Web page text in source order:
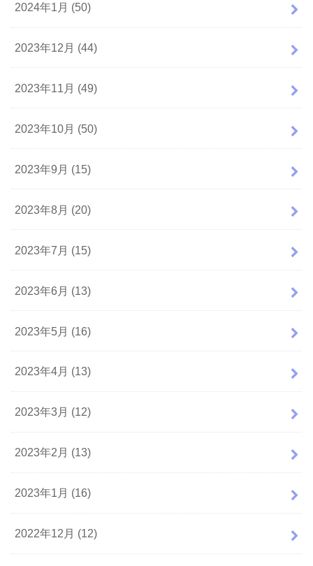
2024年1月 (50)
2023年12月 (44)
2023年11月 (49)
2023年10月 (50)
2023年9月 (15)
2023年8月 (20)
2023年7月 (15)
2023年6月 (13)
2023年5月 (16)
2023年4月 (13)
2023年3月 (12)
2023年2月 (13)
2023年1月 (16)
2022年12月 (12)